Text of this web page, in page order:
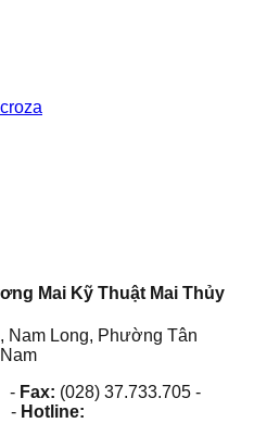
Mai Kỹ Thuật Mai Thủy
Nam Long, Phường Tân
- Fax: (028) 37.733.705 -
- Hotline: